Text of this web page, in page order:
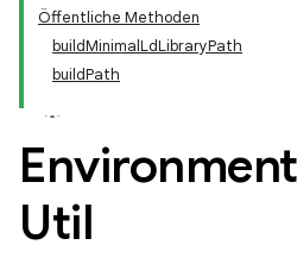
Öffentliche Methoden
buildMinimalLdLibraryPath
buildPath
Environment
Util